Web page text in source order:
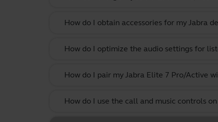
How do I obtain accessories for my Jabra
How do I optimize the audio settings for
How do I pair my Jabra Elite 7 Pro/Active
How do I use the call and music controls